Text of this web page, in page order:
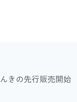
きの先行販売開